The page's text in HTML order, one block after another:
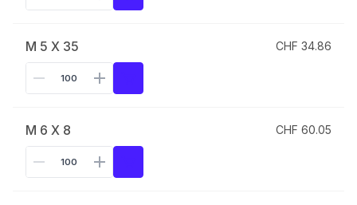
M 5 X 35 CHF 34.86
M 6 X 8 CHF 60.05